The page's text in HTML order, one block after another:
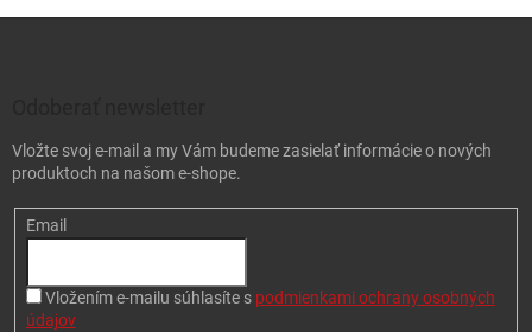
Vložte svoj e-mail a my Vám budeme zasielať informácie o nových
produktoch na našom e-shope.
Email
Vložením e-mailu súhlasíte s podmienkami ochrany osobných
údajov